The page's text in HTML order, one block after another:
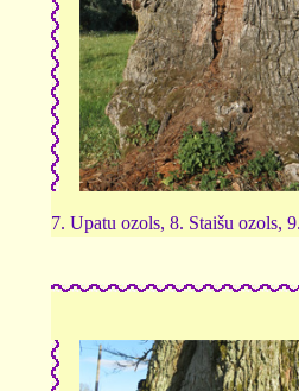
7. Upatu ozols, 8. Staišu ozols,